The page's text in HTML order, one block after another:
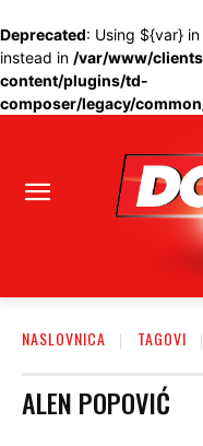
Deprecated: Using ${var}
instead in /var/www/
content/plugins/td-
composer/legacy/
NASLOVNICA TAGOVI
ALEN POPOVIĆ